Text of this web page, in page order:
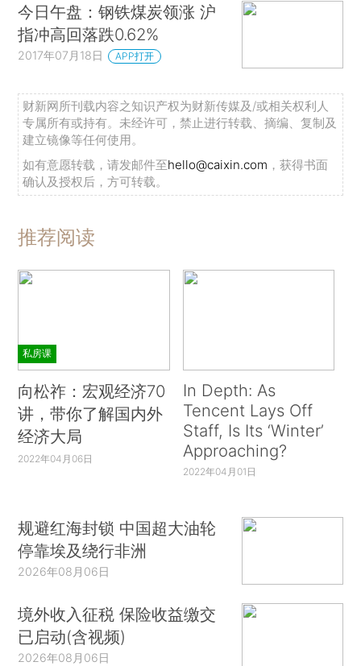
今日午盘：钢铁煤炭领涨 沪
指冲高回落跌0.62%
2017年07月18日 APP打开
财新网所刊载内容之知识产权为财新传媒及/或相关权利人
专属所有或持有。未经许可，禁止进行转载、摘编、复制及
建立镜像等任何使用。
如有意愿转载，请发邮件至hello@caixin.com ，获得书面
确认及授权后，方可转载。
推荐阅读
私房课
向松祚：宏观经济70
讲，带你了解国内外
经济大局
2022年04月06日
In Depth: As
Tencent Lays Off
Staff, Is Its ‘Winter’
Approaching?
2022年04月01日
规避红海封锁 中国超大油轮
停靠埃及绕行非洲
2026年08月06日
境外收入征税 保险收益缴交
已启动(含视频)
2026年08月06日